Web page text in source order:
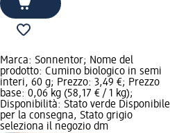
Marca: Sonnentor; Nome del
prodotto: Cumino biologico in semi
interi, 60 g; Prezzo: 3,49 €; Prezzo
base: 0,06 kg (58,17 € / 1 kg);
Disponibilità: Stato verde Disponibile
per la consegna, Stato grigio
seleziona il negozio dm